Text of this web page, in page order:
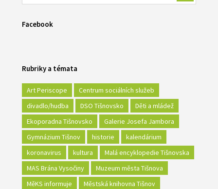
Facebook
Rubriky a témata
Art Periscope
Centrum sociálních služeb
divadlo/hudba
DSO Tišnovsko
Děti a mládež
Ekoporadna Tišnovsko
Galerie Josefa Jambora
Gymnázium Tišnov
historie
kalendárium
koronavirus
kultura
Malá encyklopedie Tišnovska
MAS Brána Vysočiny
Muzeum města Tišnova
MěKS informuje
Městská knihovna Tišnov